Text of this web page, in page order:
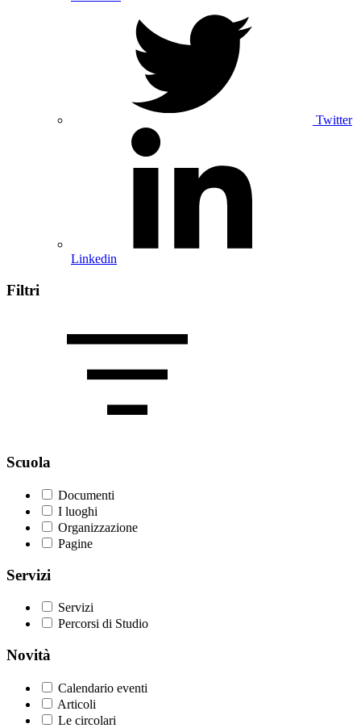
Twitter
Linkedin
Filtri
Scuola
Documenti
I luoghi
Organizzazione
Pagine
Servizi
Servizi
Percorsi di Studio
Novità
Calendario eventi
Articoli
Le circolari